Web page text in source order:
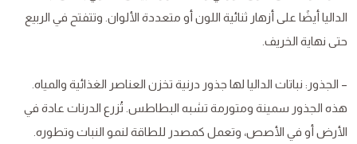
الداليا أيضًا على أزهار ثنائية اللون أو متعددة الألوان. وتتفتح في الربيع
حتى نهاية الخريف.
– الجذور: نباتات الداليا لها جذور درنية تخزن العناصر الغذائية والمياه.
هذه الجذور سمينة ومتورمة تشبه البطاطس. تُزرع الدرنات عادة في
الأرض أو في الأصص، وتعمل كمصدر للطاقة لنمو النبات وتطوره.